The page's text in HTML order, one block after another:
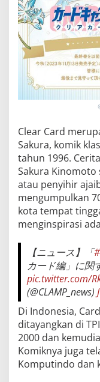
Clear Card
Sakura, komik
tahun 1996.
Sakura Kinomoto
atau penyihir
mengumpulkan
kota tempat
menginspirasi
【ニュース】「
カード編」に関
pic.twitter.com/
(@CLAMP_news)
Di Indonesia,
ditayangkan di
2000 dan
Komiknya juga
Komputindo dan